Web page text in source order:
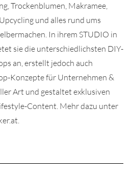
Trockenblumen, Makramee,
und alles rund ums
In ihrem STUDIO in
sie die unterschiedlichsten DIY-
an, erstellt jedoch auch
Konzepte für Unternehmen &
Art und gestaltet exklusiven
Content. Mehr dazu unter